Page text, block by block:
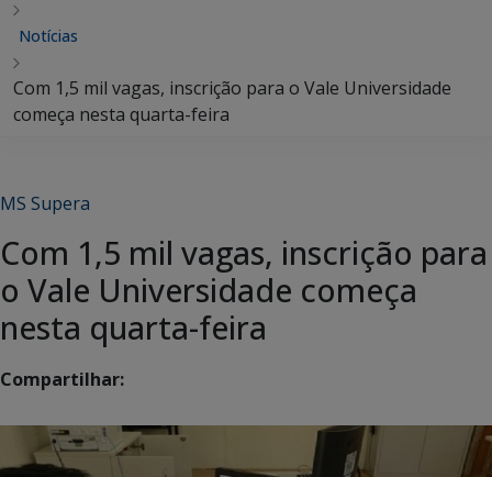
Notícias
Com 1,5 mil vagas, inscrição para o Vale Universidade
começa nesta quarta-feira
MS Supera
Com 1,5 mil vagas, inscrição para
o Vale Universidade começa
nesta quarta-feira
Compartilhar: